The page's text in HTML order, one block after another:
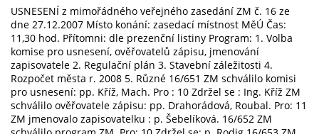
USNESENÍ z mimořádného veřejného zasedání ZM č. 16 ze
dne 27.12.2007 Místo konání: zasedací místnost MěÚ Čas:
11,30 hod. Přítomni: dle prezenční listiny Program: 1. Volba
komise pro usnesení, ověřovatelů zápisu, jmenování
zapisovatele 2. Regulační plán 3. Stavební záležitosti 4.
Rozpočet města r. 2008 5. Různé 16/651 ZM schválilo komisi
pro usnesení: pp. Kříž, Mach. Pro : 10 Zdržel se : Ing. Kříž ZM
schválilo ověřovatele zápisu: pp. Drahorádová, Roubal. Pro: 11
ZM jmenovalo zapisovatelku : p. Šebelíková. 16/652 ZM